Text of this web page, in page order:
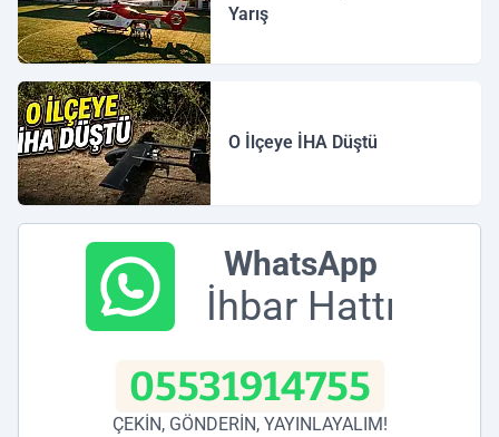
Yarış
O İlçeye İHA Düştü
WhatsApp
İhbar Hattı
05531914755
ÇEKİN, GÖNDERİN, YAYINLAYALIM!